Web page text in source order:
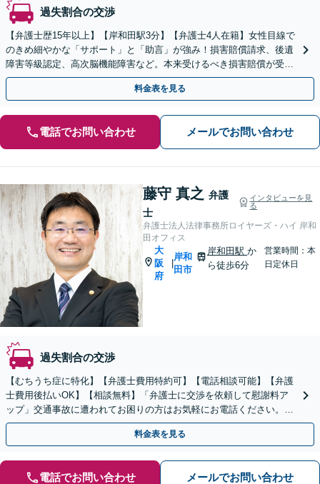
過失割合の交渉
【弁護士歴15年以上】【岸和田駅3分】【弁護士4人在籍】女性目線で
のきめ細やかな「サポート」と「助言」が強み！損害賠償請求、後遺
障害等級認定、高次脳機能障害など。本来受けるべき損害賠償が受け
取れるよう尽力します【弁護士特約、分割払い可】
料金表を見る
電話でお問い合わせ メールでお問い合わせ
藤守 真之 弁護
士
インタビューを見
る
弁護士法人法律事務所ロイヤーズ・ハイ 岸和
田オフィス
大
阪
府
岸和
田市
岸和田駅か
ら徒歩6分
営業時間：本
日定休日
過失割合の交渉
【むちうち症に特化】【弁護士費用特約可】【電話相談可能】【弁護
士費用後払いOK】【相談無料】「弁護士に交渉を依頼して慰謝料ア
ップ」交通事故に遭われてお困りの方はお気軽にお電話ください。
【当日・夜間・休日の相談可】
料金表を見る
電話でお問い合わせ メールでお問い合わせ